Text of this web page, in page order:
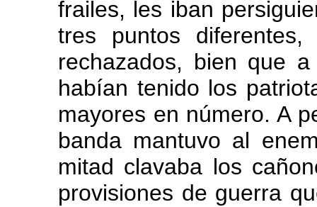
frailes, les iban
tres puntos
rechazados, bien que
habían tenido los
mayores en número. A
banda mantuvo al
mitad clavaba los
provisiones de guerra